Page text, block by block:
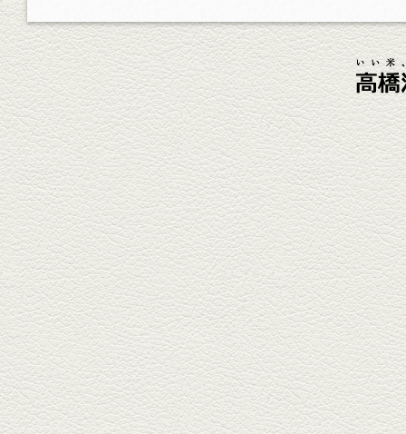
杯！まずは『ごまカンパチ』を
肴に。
2026年4月3日放送
元祖 鶏焼売＆牛テールの
土鍋めし
健軍電停そば『湯気立つ料理』
が名物の『yuge(ゆげ)』へ。
『白岳』を使った『旨み緑茶
割』で乾杯！
2026年3月13日放送
焼鳥おまかせ８本
健軍自衛隊通り『焼鳥 菖蒲谷』
で最高級の焼鳥を味わう。『銀
しろ...
2026年2月20日放送
1000円で飲めますｾｯﾄ＆
至福のﾊﾑｶﾂ など
東区の健軍電停のそば『居酒屋
食堂いしばしさん家』は、賑や
かでお...
2026年1月30日放送
焼き餃子＆海老チリ